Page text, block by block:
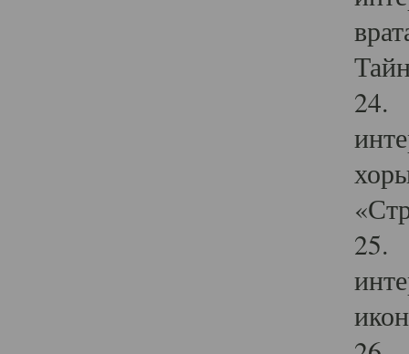
24.
25.